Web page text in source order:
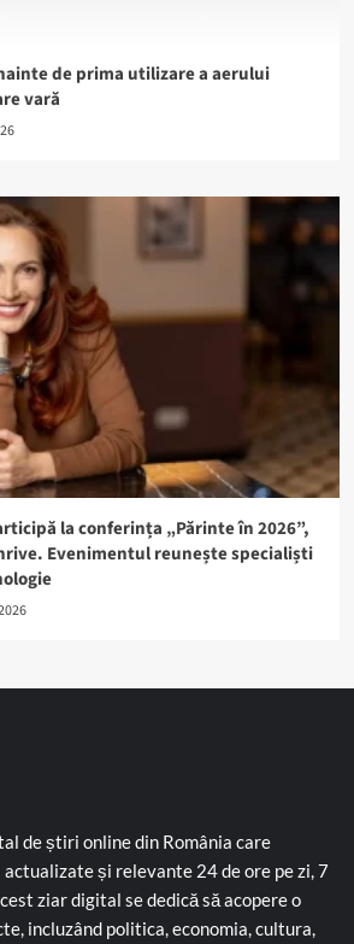
de prima utilizare a aerului
vară
la conferința „Părinte în 2026”,
Evenimentul reunește specialiști
de știri online din România care
și relevante 24 de ore pe zi, 7
ziar digital se dedică să acopere o
incluzând politica, economia, cultura,